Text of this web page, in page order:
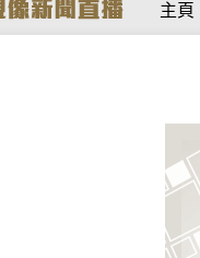
主頁